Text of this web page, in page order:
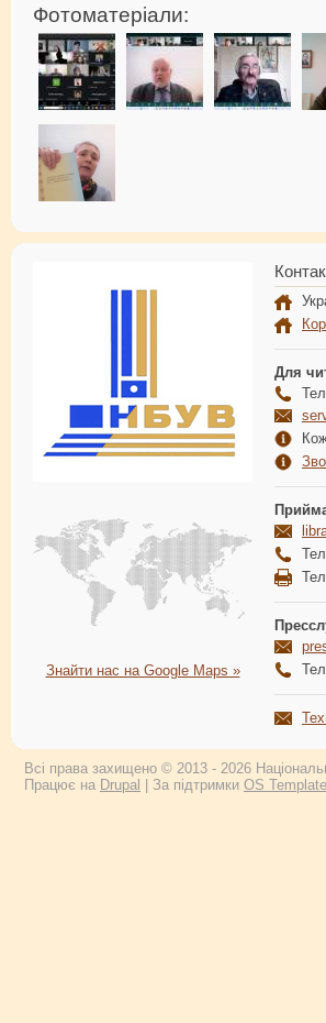
Фотоматеріали:
Знайти нас на Google Maps »
Для
Всі права захищено © 2013 - 2026
Працює на Drupal | За підтримки OS